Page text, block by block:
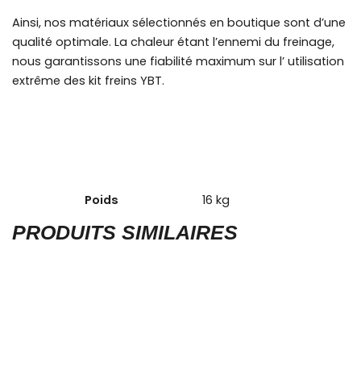
Ainsi, nos matériaux sélectionnés en boutique sont d’une
qualité optimale. La chaleur étant l’ennemi du freinage,
nous garantissons une fiabilité maximum sur l’ utilisation
extrême des kit freins YBT.
Poids 16 kg
PRODUITS SIMILAIRES